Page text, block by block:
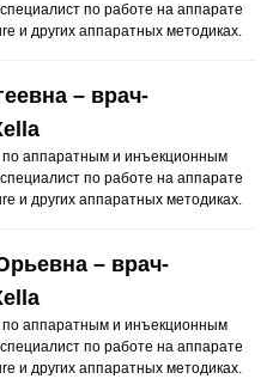
по работе на аппарате
и других аппаратных методиках.
– врач-
аппаратным и инъекционным
по работе на аппарате
и других аппаратных методиках.
– врач-
аппаратным и инъекционным
по работе на аппарате
и других аппаратных методиках.